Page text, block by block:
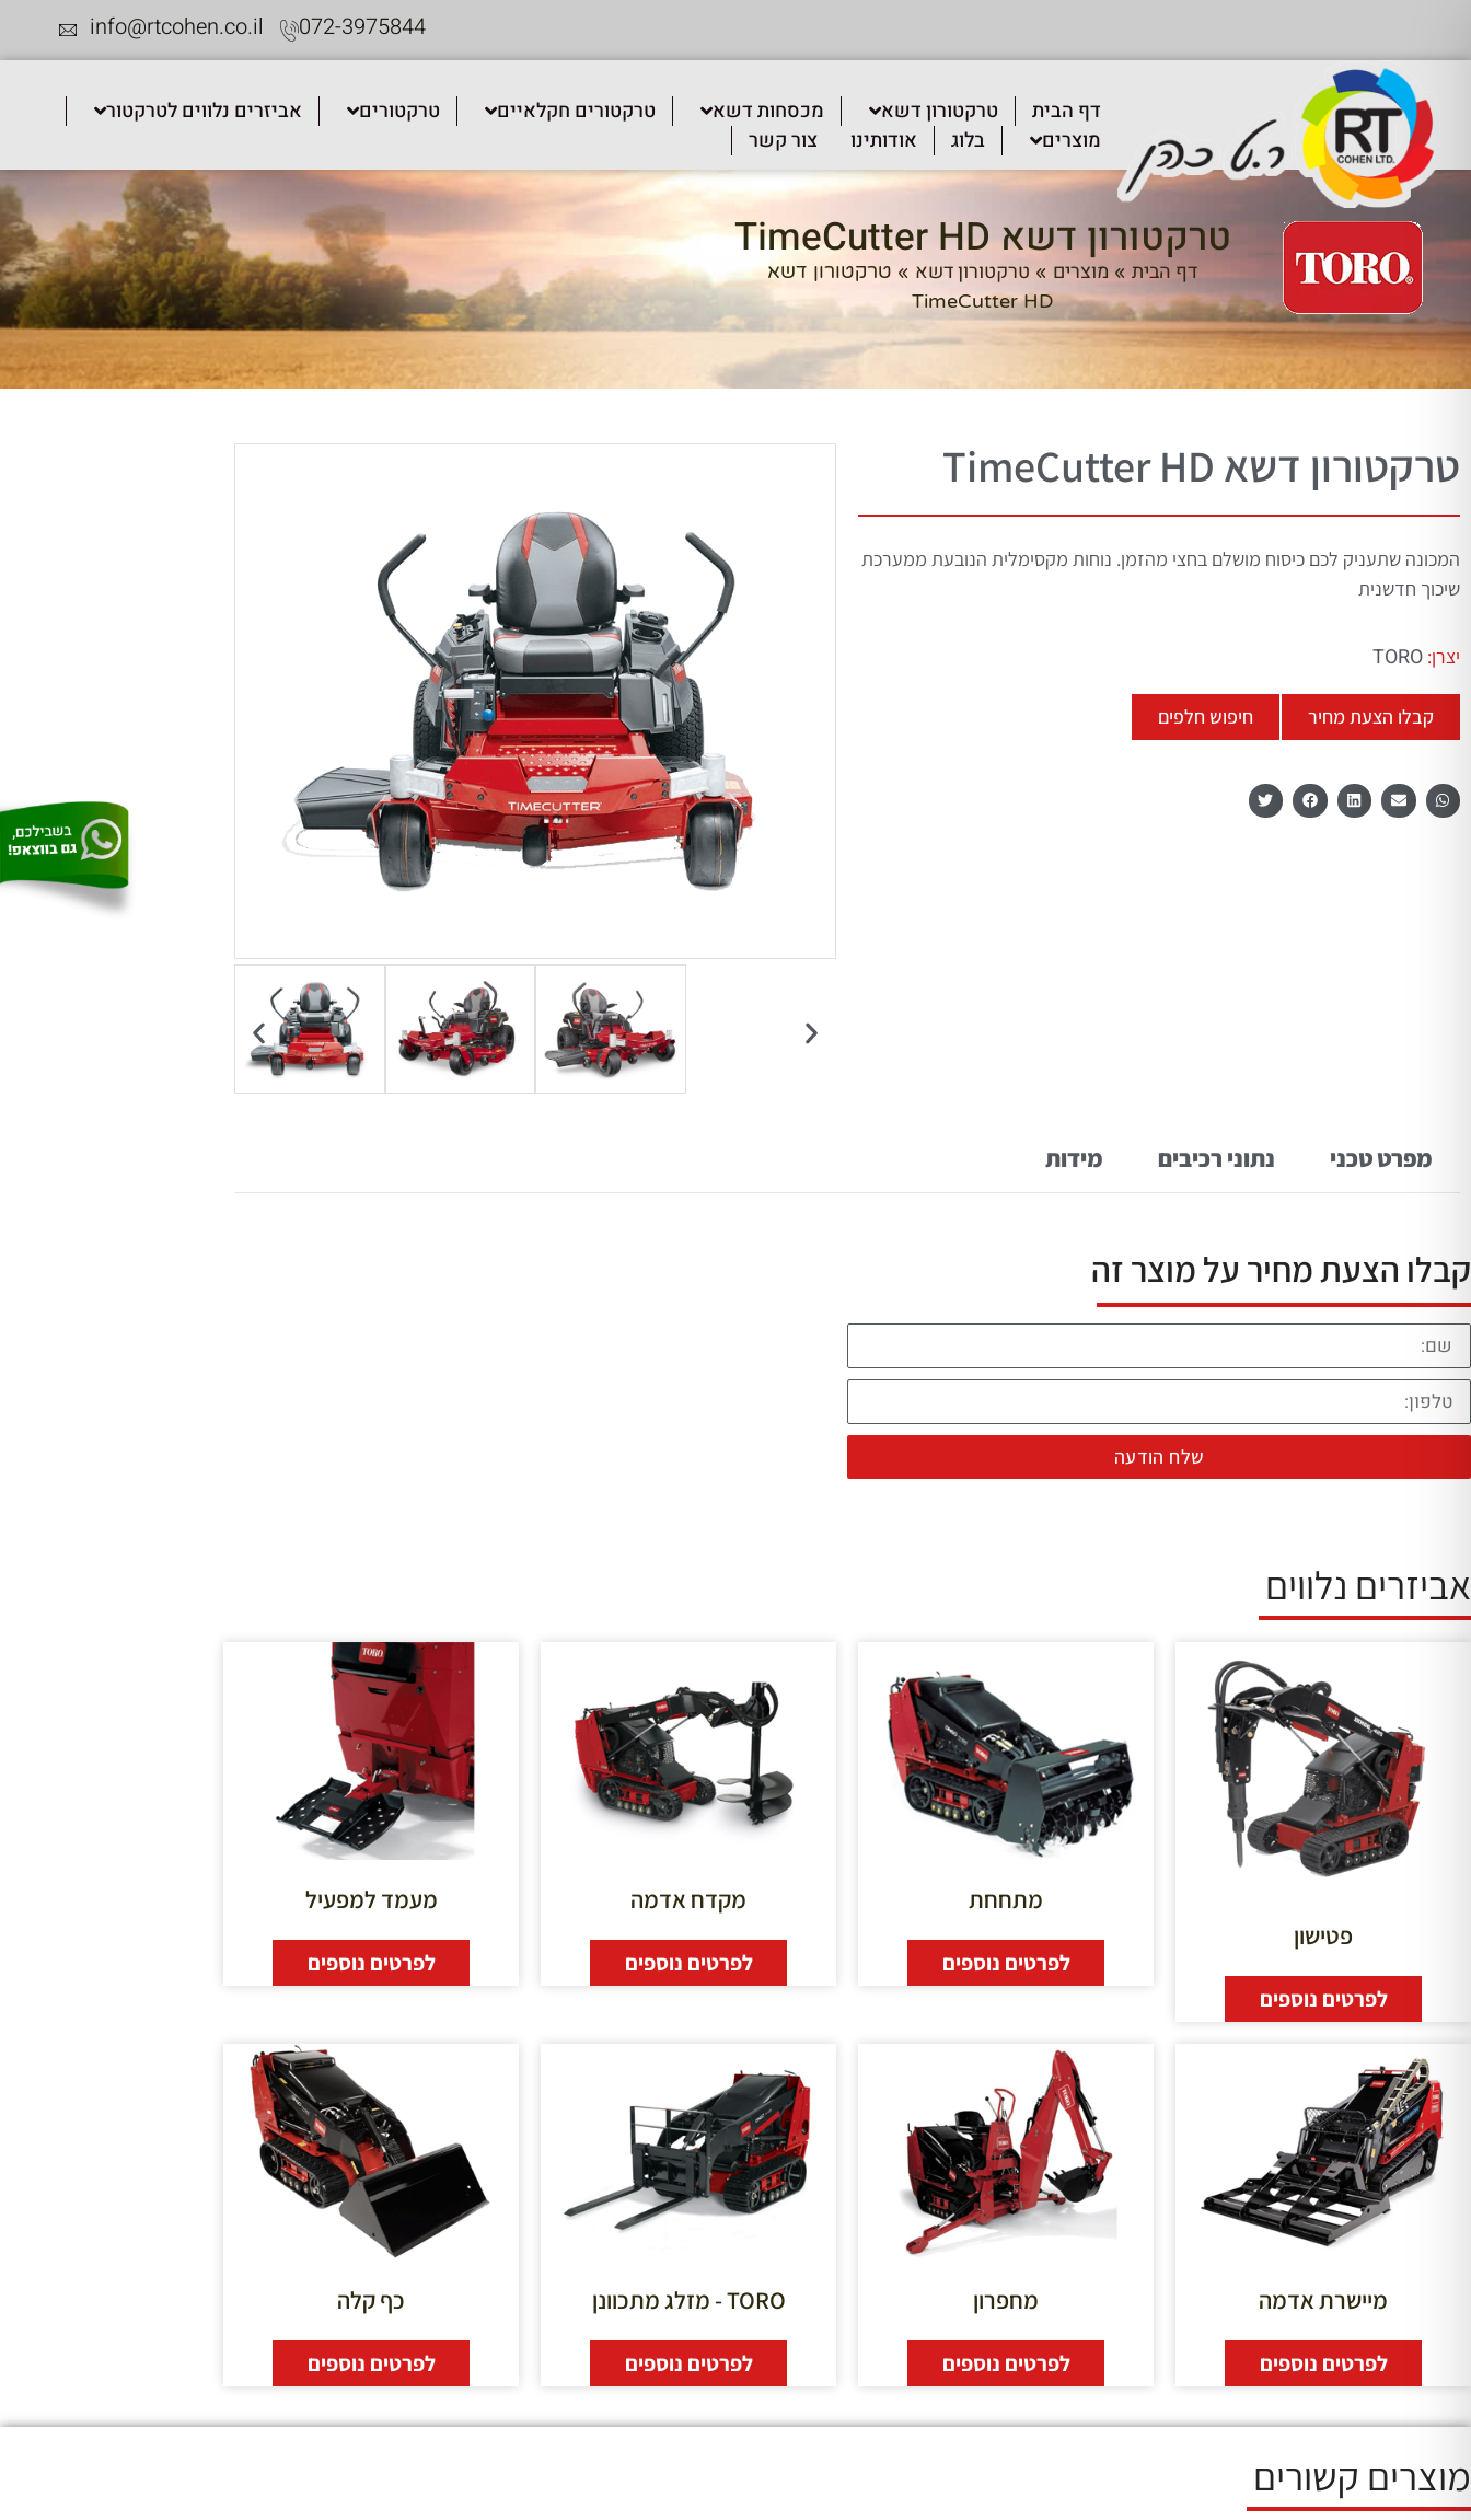
072-3975844
info@rtcohen.co.il
דף הבית טרקטורון דשא מכסחות דשא טרקטורים חקלאיים טרקטורים
אביזרים נלווים לטרקטור
מוצרים
בלוג אודותינו צור קשר
טרקטורון דשא TimeCutter HD
דף הבית» מוצרים » טרקטורון דשא » טרקטורון דשא
TimeCutter HD
טרקטורון דשא TimeCutter HD
המכונה שתעניק לכם כיסוח מושלם בחצי מהזמן. נוחות מקסימלית הנובעת ממערכת
שיכוך חדשנית
יצרן: TORO
קבלו הצעת מחיר חיפוש חלפים
מפרט טכני נתוני רכיבים מידות
קבלו הצעת מחיר על מוצר זה
שלח הודעה
אביזרים נלווים
פטישון
לפרטים נוספים
מתחחת
לפרטים נוספים
מקדח אדמה
לפרטים נוספים
מעמד למפעיל
לפרטים נוספים
מיישרת אדמה
לפרטים נוספים
מחפרון
לפרטים נוספים
TORO - מזלג מתכוונן
לפרטים נוספים
כף קלה
לפרטים נוספים
מוצרים קשורים